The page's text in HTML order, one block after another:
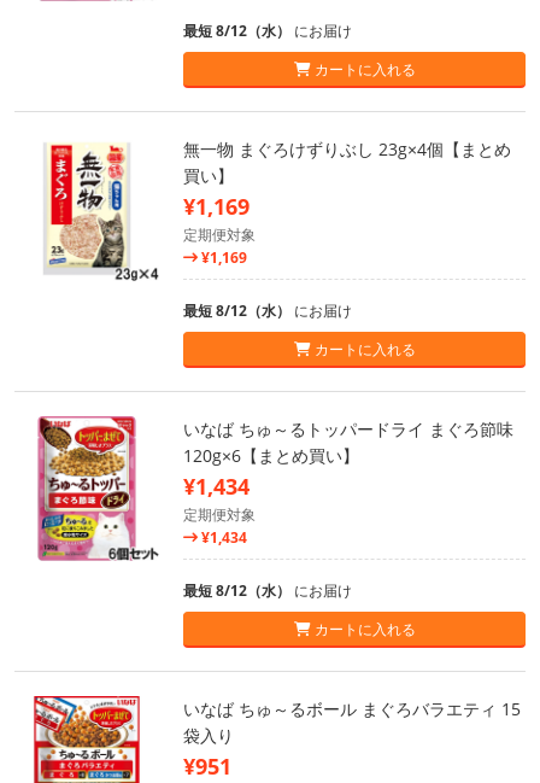
最短 8/12（水） にお届け
カートに入れる
無一物 まぐろけずりぶし 23g×4個【まとめ
買い】
¥1,169
定期便対象
¥1,169
最短 8/12（水） にお届け
カートに入れる
いなば ちゅ～るトッパードライ まぐろ節味
120g×6【まとめ買い】
¥1,434
定期便対象
¥1,434
最短 8/12（水） にお届け
カートに入れる
いなば ちゅ～るボール まぐろバラエティ 15
袋入り
¥951